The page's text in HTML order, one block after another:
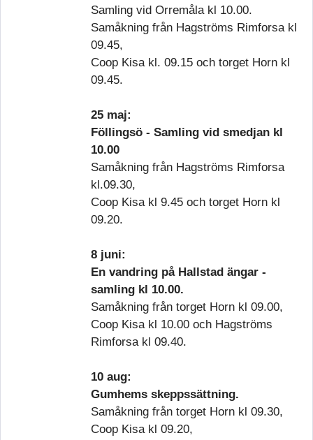
Samling vid Orremåla kl 10.00.
Samåkning från Hagströms Rimforsa kl
09.45,
Coop Kisa kl. 09.15 och torget Horn kl
09.45.
25 maj:
Föllingsö - Samling vid smedjan kl
10.00
Samåkning från Hagströms Rimforsa
kl.09.30,
Coop Kisa kl 9.45 och torget Horn kl
09.20.
8 juni:
En vandring på Hallstad ängar -
samling kl 10.00.
Samåkning från torget Horn kl 09.00,
Coop Kisa kl 10.00 och Hagströms
Rimforsa kl 09.40.
10 aug:
Gumhems skeppssättning.
Samåkning från torget Horn kl 09.30,
Coop Kisa kl 09.20,